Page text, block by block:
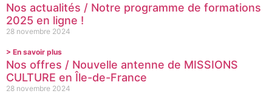
Nos actualités / Notre programme de formations
2025 en ligne !
28 novembre 2024
> En savoir plus
Nos offres / Nouvelle antenne de MISSIONS
CULTURE en Île-de-France
28 novembre 2024